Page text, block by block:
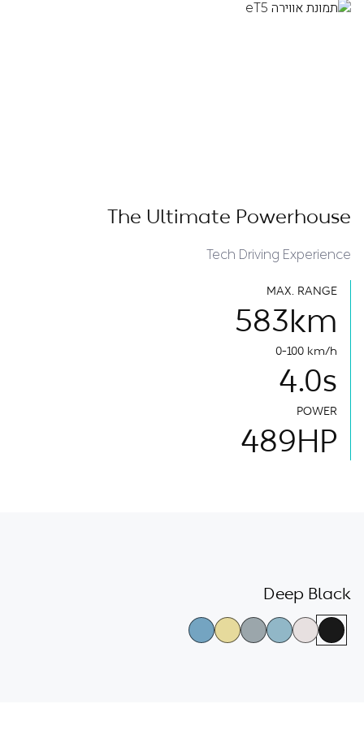
The Ultimate Powerhouse
Tech Driving Experience
POWER
489HP
0-100 km/h
4.0s
MAX. RANGE
583km
צבעי
הדגמים
Deep Black